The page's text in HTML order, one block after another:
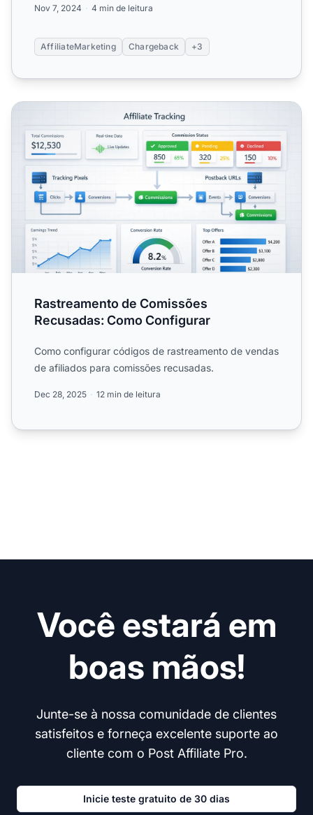
Nov 7, 2024 4 min de leitura
AffiliateMarketing Chargeback +3
Rastreamento de Comissões Recusadas: Como
Rastreamento de Comissões
Recusadas: Como Configurar
Como configurar códigos de rastreamento de vendas
de afiliados para comissões recusadas.
Dec 28, 2025 12 min de leitura
Você estará em
boas mãos!
Junte-se à nossa comunidade de clientes
satisfeitos e forneça excelente suporte ao
cliente com o Post Affiliate Pro.
Inicie teste gratuito de 30 dias